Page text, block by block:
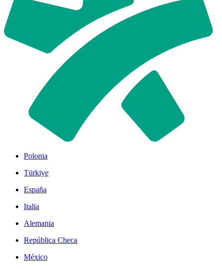
Polonia
Türkiye
España
Italia
Alemania
República Checa
México